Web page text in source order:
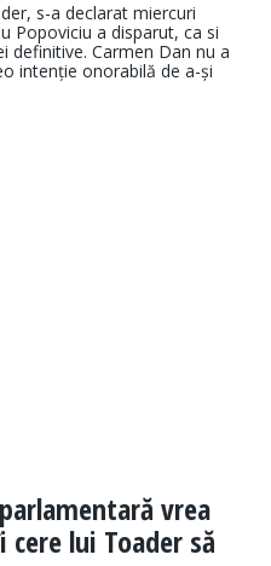
s-a declarat miercuri
Popoviciu a disparut, ca si
definitive. Carmen Dan nu a
intenție onorabilă de a-și
vrea
lui Toader să